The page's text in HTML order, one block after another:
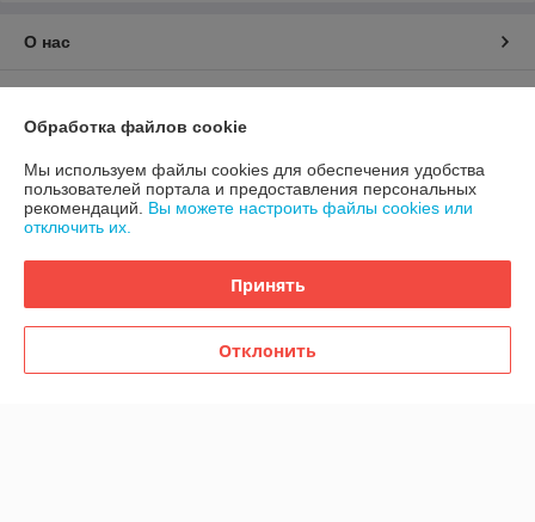
О нас
График работы
Полная версия сайта
Политика обработки cookies
Сайт создан на платформе Deal.by
Обработка файлов cookie
Мы используем файлы cookies для обеспечения удобства
пользователей портала и предоставления персональных
рекомендаций. Вы можете настроить файлы cookies или
отключить их.
Принять
Отклонить